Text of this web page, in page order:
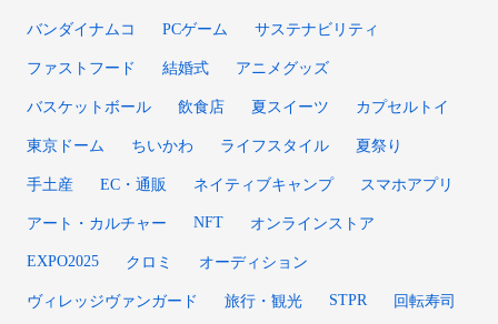
バンダイナムコ PCゲーム サステナビリティ
ファストフード 結婚式 アニメグッズ
バスケットボール 飲食店 夏スイーツ カプセルトイ
東京ドーム ちいかわ ライフスタイル 夏祭り
手土産 EC・通販 ネイティブキャンプ スマホアプリ
アート・カルチャー NFT オンラインストア
EXPO2025 クロミ オーディション
ヴィレッジヴァンガード 旅行・観光 STPR 回転寿司